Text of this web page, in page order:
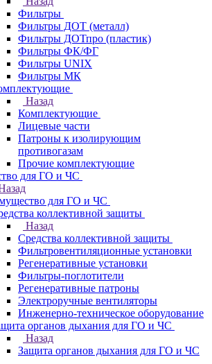
Фильтры
Фильтры ДОТ (металл)
Фильтры ДОТпро (пластик)
Фильтры ФК/ФГ
Фильтры UNIX
Фильтры МК
Назад
Комплектующие
Лицевые части
Патроны к изолирующим
противогазам
Прочие комплектующие
для ГО и ЧС
для ГО и ЧС
коллективной защиты
Назад
Средства коллективной защиты
Фильтровентиляционные установки
Регенеративные установки
Фильтры-поглотители
Регенеративные патроны
Электроручные вентиляторы
Инженерно-техническое оборудование
органов дыхания для ГО и ЧС
Назад
Защита органов дыхания для ГО и ЧС